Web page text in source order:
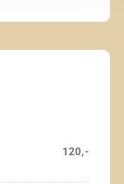
120,-